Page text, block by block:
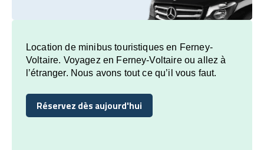
Location de minibus touristiques en Ferney-
Voltaire. Voyagez en Ferney-Voltaire ou allez à
l’étranger. Nous avons tout ce qu’il vous faut.
Réservez dès aujourd'hui
Réservez dès aujourd'hui